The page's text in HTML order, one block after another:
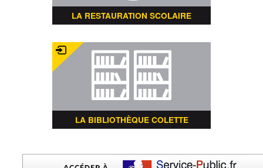
LA RESTAURATION SCOLAIRE
LA BIBLIOTHÈQUE COLETTE